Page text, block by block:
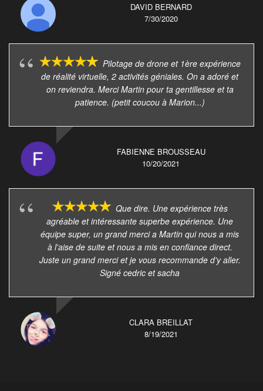
DAVID BERNARD
7/30/2020
Pilotage de drone et 1ère expérience
de réalité virtuelle, 2 activités géniales. On a adoré et
on reviendra. Merci Martin pour ta gentillesse et ta
patience. (petit coucou à Marion...)
FABIENNE BROUSSEAU
10/20/2021
Que dire. Une expérience très
agréable et intéressante superbe expérience. Une
équipe super, un grand merci a Martin qui nous a mis
à l'aise de suite et nous a mis en confiance direct.
Juste un grand merci et je vous recommande d'y aller.
Signé cedric et sacha
CLARA BREILLAT
8/19/2021